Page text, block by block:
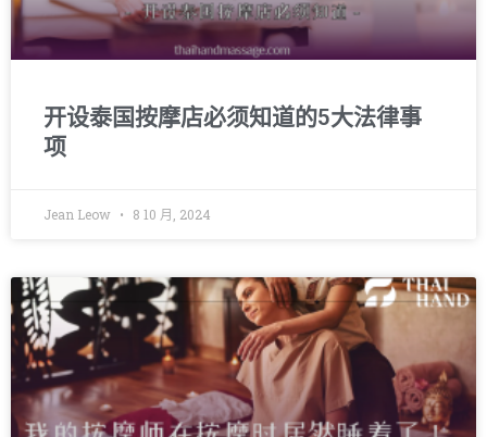
开设泰国按摩店必须知道的5大法律事
项
Jean Leow 8 10 月, 2024